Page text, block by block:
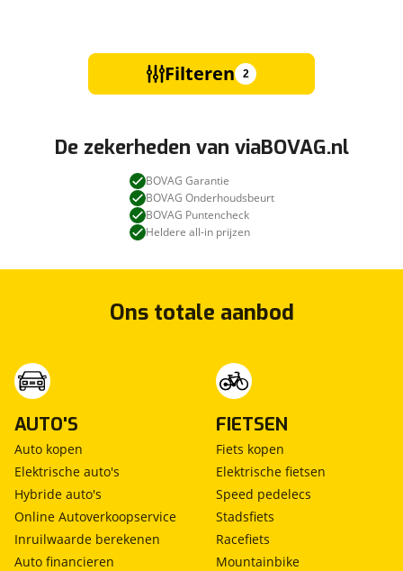
Filteren 2
De zekerheden van viaBOVAG.nl
BOVAG Garantie
BOVAG Onderhoudsbeurt
BOVAG Puntencheck
Heldere all-in prijzen
Ons totale aanbod
AUTO'S
Auto kopen
Elektrische auto's
Hybride auto's
Online Autoverkoopservice
Inruilwaarde berekenen
Auto financieren
FIETSEN
Fiets kopen
Elektrische fietsen
Speed pedelecs
Stadsfiets
Racefiets
Mountainbike